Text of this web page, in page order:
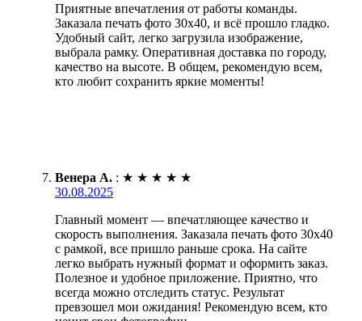
Приятные впечатления от работы команды.
Заказала печать фото 30х40, и всё прошло гладко.
Удобный сайт, легко загрузила изображение,
выбрала рамку. Оперативная доставка по городу,
качество на высоте. В общем, рекомендую всем,
кто любит сохранить яркие моменты!
Венера А. : ★ ★ ★ ★ ★
30.08.2025
Главный момент — впечатляющее качество и
скорость выполнения. Заказала печать фото 30х40
с рамкой, все пришло раньше срока. На сайте
легко выбрать нужный формат и оформить заказ.
Полезное и удобное приложение. Приятно, что
всегда можно отследить статус. Результат
превзошел мои ожидания! Рекомендую всем, кто